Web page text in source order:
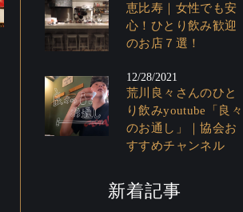
恵比寿｜女性でも安
心！ひとり飲み歓迎
のお店７選！
12/28/2021
荒川良々さんのひと
り飲みyoutube「良々
のお通し」｜協会お
すすめチャンネル
新着記事